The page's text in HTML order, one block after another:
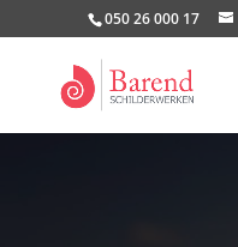
050 26 000 17